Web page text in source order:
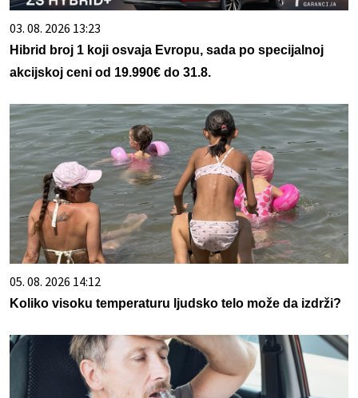
03. 08. 2026 13:23
Hibrid broj 1 koji osvaja Evropu, sada po specijalnoj
akcijskoj ceni od 19.990€ do 31.8.
05. 08. 2026 14:12
Koliko visoku temperaturu ljudsko telo može da izdrži?